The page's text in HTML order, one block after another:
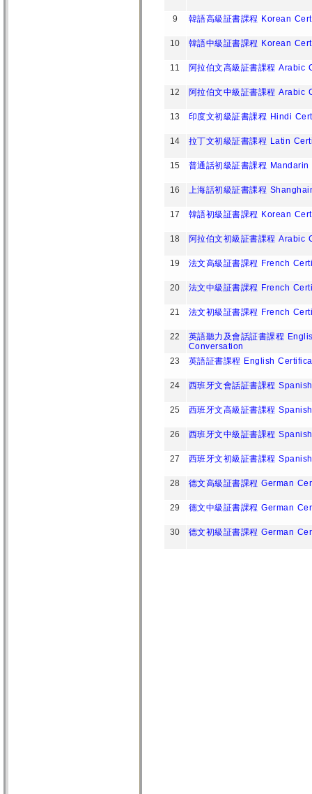
9 韓語高級証書課程 Korean
10 韓語中級証書課程 Korean
11 阿拉伯文高級証書課程
12 阿拉伯文中級証書課程
13 印度文初級証書課程 Hindi
14 拉丁文初級証書課程 Latin
15 普通話初級証書課程
16 上海話初級証書課程
17 韓語初級証書課程 Korean
18 阿拉伯文初級証書課程
19 法文高級証書課程 French
20 法文中級証書課程 French
21 法文初級証書課程 French
22
英語聽力及會話証書課程
Conversation
23
英語証書課程 English
24 西班牙文會話証書課程
25 西班牙文高級証書課程
26 西班牙文中級証書課程
27 西班牙文初級証書課程
28 德文高級証書課程 German
29 德文中級証書課程 German
30 德文初級証書課程 German